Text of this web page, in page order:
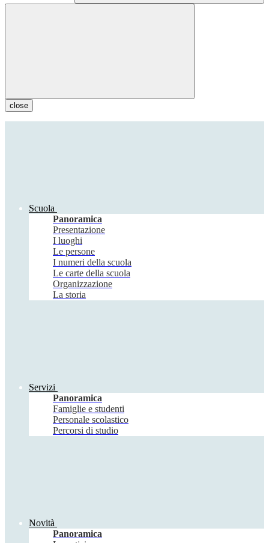
close
Scuola
Panoramica
Presentazione
I luoghi
Le persone
I numeri della scuola
Le carte della scuola
Organizzazione
La storia
Servizi
Panoramica
Famiglie e studenti
Personale scolastico
Percorsi di studio
Novità
Panoramica